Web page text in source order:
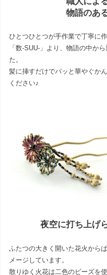
物語のあ
ひとつひとつが手作業で丁寧に
「数-SUU-」より、物語の中か
た。
髪に挿すだけでパッと華やぐか
ください♪
夜空に打ち上げ
ふたつの大きく開いた花火から
メージしています。
散りゆく火花は二色のビーズを